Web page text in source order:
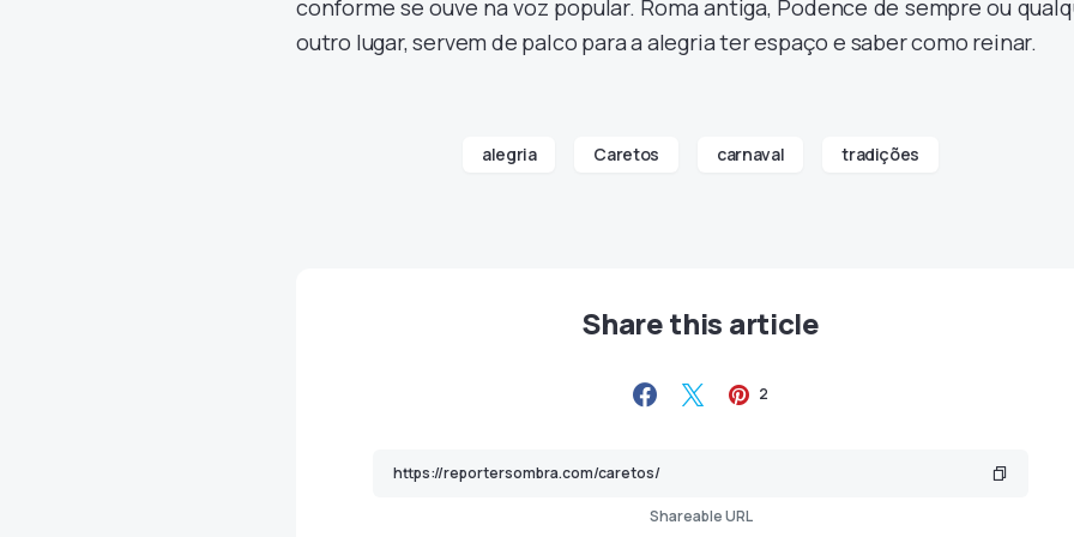
conforme se ouve na voz popular. Roma antiga, Podence de sempre ou
outro lugar, servem de palco para a alegria ter espaço e saber como reinar.
alegria Caretos carnaval tradições
Share this article
2
Shareable URL